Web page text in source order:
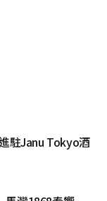
駐Janu Tokyo酒